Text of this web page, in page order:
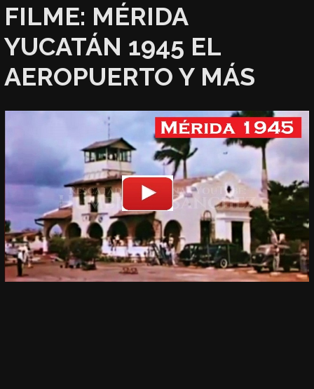
FILME: MÉRIDA
YUCATÁN 1945 EL
AEROPUERTO Y MÁS